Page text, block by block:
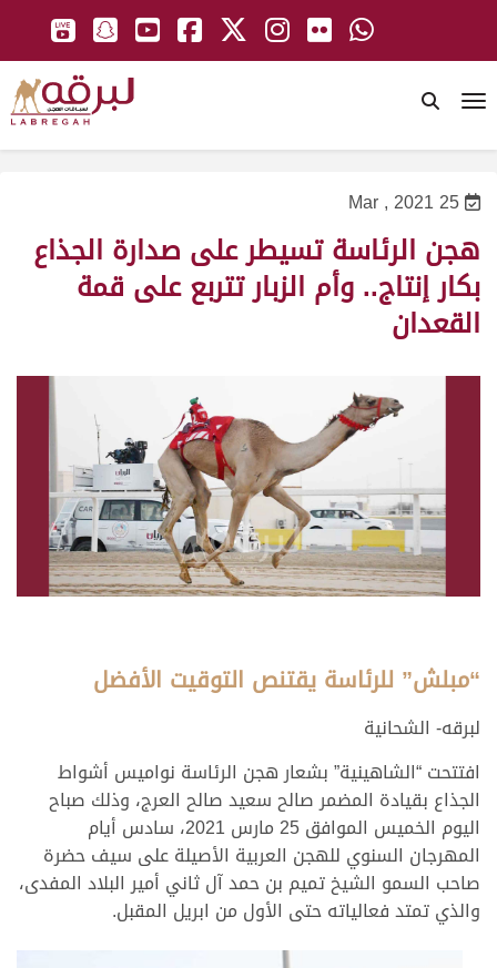
25 Mar , 2021
هجن الرئاسة تسيطر على صدارة الجذاع
بكار إنتاج.. وأم الزبار تتربع على قمة
القعدان
“مبلش” للرئاسة يقتنص التوقيت الأفضل
لبرقه- الشحانية
افتتحت “الشاهينية” بشعار هجن الرئاسة نواميس أشواط
الجذاع بقيادة المضمر صالح سعيد صالح العرج، وذلك صباح
اليوم الخميس الموافق 25 مارس 2021، سادس أيام
المهرجان السنوي للهجن العربية الأصيلة على سيف حضرة
صاحب السمو الشيخ تميم بن حمد آل ثاني أمير البلاد المفدى،
والذي تمتد فعالياته حتى الأول من ابريل المقبل.